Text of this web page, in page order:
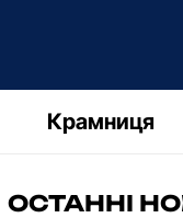
Крамниця
ОСТАННІ